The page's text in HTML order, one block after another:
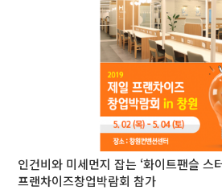
인건비와 미세먼지 잡는 ‘화이트팬슬 스
프랜차이즈창업박람회 참가